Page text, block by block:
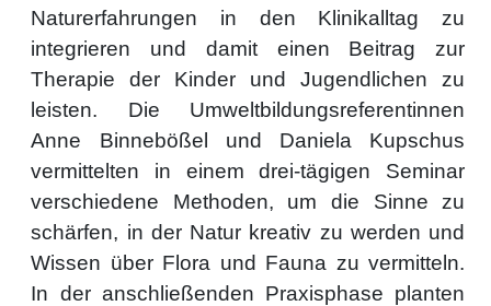
Naturerfahrungen in den Klinikalltag zu
integrieren und damit einen Beitrag zur
Therapie der Kinder und Jugendlichen zu
leisten. Die Umweltbildungsreferentinnen
Anne Binnebößel und Daniela Kupschus
vermittelten in einem drei-tägigen Seminar
verschiedene Methoden, um die Sinne zu
schärfen, in der Natur kreativ zu werden und
Wissen über Flora und Fauna zu vermitteln.
In der anschließenden Praxisphase planten